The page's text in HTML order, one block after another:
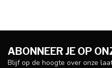
ABONNEER JE OP
Blijf op de hoogte over onze